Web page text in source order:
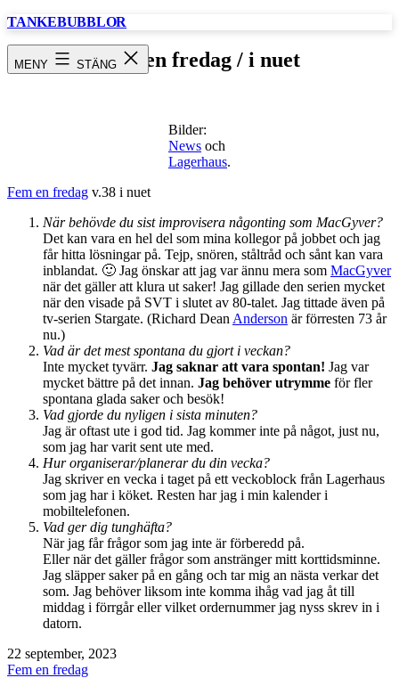
Hoppa
TANKEBUBBLOR
MENY STÄNGFem en fredag / i nuet
Bilder:
News och
Lagerhaus.
Fem en fredag v.38 i nuet
När behövde du sist improvisera någonting som MacGyver?
Det kan vara en hel del som mina kollegor på jobbet och jag
får hitta lösningar på. Tejp, snören, ståltråd och sånt kan vara
inblandat. 🙂 Jag önskar att jag var ännu mera som MacGyver
när det gäller att klura ut saker! Jag gillade den serien mycket
när den visade på SVT i slutet av 80-talet. Jag tittade även på
tv-serien Stargate. (Richard Dean Anderson är förresten 73 år
nu.)
Vad är det mest spontana du gjort i veckan?
Inte mycket tyvärr. Jag saknar att vara spontan! Jag var
mycket bättre på det innan. Jag behöver utrymme för fler
spontana glada saker och besök!
Vad gjorde du nyligen i sista minuten?
Jag är oftast ute i god tid. Jag kommer inte på något, just nu,
som jag har varit sent ute med.
Hur organiserar/planerar du din vecka?
Jag skriver en vecka i taget på ett veckoblock från Lagerhaus
som jag har i köket. Resten har jag i min kalender i
mobiltelefonen.
Vad ger dig tunghäfta?
När jag får frågor som jag inte är förberedd på.
Eller när det gäller frågor som anstränger mitt korttidsminne.
Jag släpper saker på en gång och tar mig an nästa verkar det
som. Jag behöver liksom inte komma ihåg vad jag åt till
middag i förrgår eller vilket ordernummer jag nyss skrev in i
datorn.
Publicerat
den
22 september, 2023
Kategoriserat
Fem en fredag